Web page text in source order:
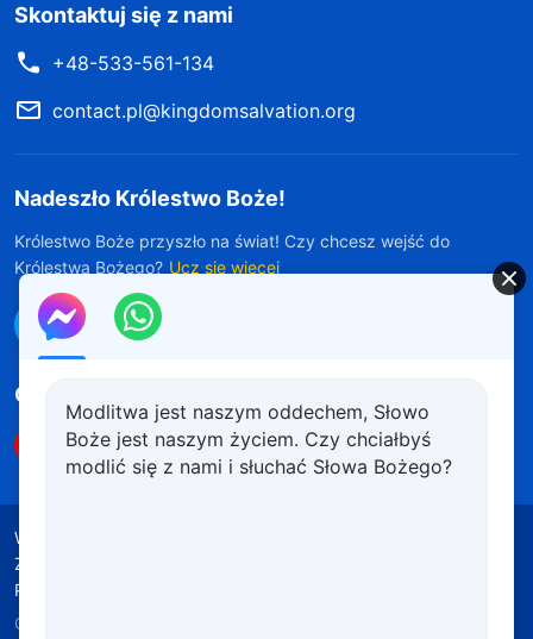
Skontaktuj się z nami
+48-533-561-134
contact.pl@kingdomsalvation.org
Nadeszło Królestwo Boże!
Królestwo Boże przyszło na świat! Czy chcesz wejść do
Królestwa Bożego? Ucz się więcej
Połącz się z nami w Messengerze
Obserwuj nas
Warunki korzystania
Źródła wykorzystanych materiałów
Polityka plików cookie
Copyright © 2026
Modlitwa jest naszym oddechem, Słowo
Boże jest naszym życiem. Czy chciałbyś
modlić się z nami i słuchać Słowa Bożego?